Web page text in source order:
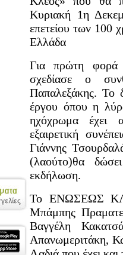
Κυριακή 1η
επετείου των 100
Ελλάδα
Για πρώτη φορά
σχεδίασε ο
Παπαλεξάκης. Το
έργου όπου η
ηχόχρωμα έχει
εξαιρετική
Γιάννης
(λαούτο)θα
εκδήλωση.
Το ΕΝΩΣΕΩΣ
Μπάμπης
Βαγγέλη
Απανωμεριτάκη,